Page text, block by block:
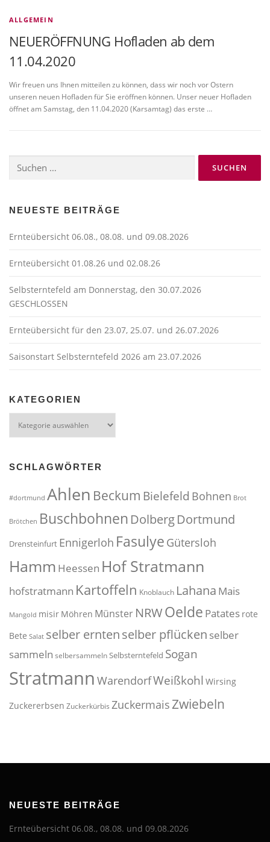
ALLGEMEIN
NEUERÖFFNUNG Hofladen ab dem
11.04.2020
Wir freuen uns Ihnen mitteilen zu können, dass wir noch vor Ostern
unseren neuen Hofladen für Sie eröffnen können. Unser neuer Hofladen
öffnet am Samstag, den 11.04.2020 (Karsamtag) das erste …
nach:
NEUESTE BEITRÄGE
Ernteübersicht 06.08., 08.08. und 09.08.2026
Ernteübersicht 01.08.26 und 02.08.26
Selbsterntefeld am Donnerstag, den 30.07.2026
GESCHLOSSEN
Ernteübersicht für den 23.07, 25.07. und 26.07.2026
Saisonstart Selbsterntefeld 2026 am 23.07.2026
KATEGORIEN
SCHLAGWÖRTER
#dortmund Ahlen Beckum Bielefeld Bohnen Brot
Brötchen Buschbohnen DolbergDortmund
Drensteinfurt Ennigerloh Fasulye Gütersloh
Hamm Heessen Hof Stratmann
hofstratmann Kartoffeln Knoblauch Lahana Mais
Mangold misir Möhren Münster NRWOelde Patates rote
Bete Salat selber erntenselber pflücken selber
sammeln selbersammelnSelbsterntefeld Sogan
Stratmann WarendorfWeißkohl Wirsing
Zuckererbsen Zuckerkürbis Zuckermais Zwiebeln
NEUESTE BEITRÄGE
Ernteübersicht 06.08., 08.08. und 09.08.2026